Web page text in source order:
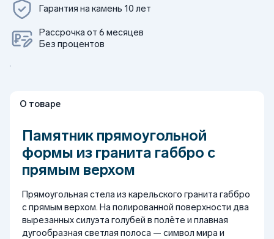
Гарантия на камень 10 лет
Рассрочка от 6 месяцев
Без процентов
О товаре
Памятник прямоугольной
формы из гранита габбро с
прямым верхом
Прямоугольная стела из карельского гранита габбро
с прямым верхом. На полированной поверхности два
вырезанных силуэта голубей в полёте и плавная
дугообразная светлая полоса — символ мира и